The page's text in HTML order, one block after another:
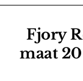
Fjory
maat 20